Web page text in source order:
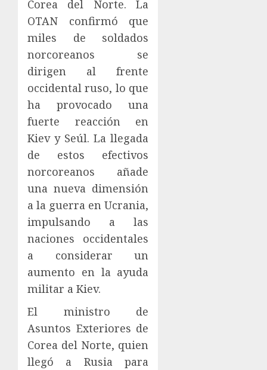
Corea del Norte. La
OTAN confirmó que
miles de soldados
norcoreanos se
dirigen al frente
occidental ruso, lo que
ha provocado una
fuerte reacción en
Kiev y Seúl. La llegada
de estos efectivos
norcoreanos añade
una nueva dimensión
a la guerra en Ucrania,
impulsando a las
naciones occidentales
a considerar un
aumento en la ayuda
militar a Kiev.
El ministro de
Asuntos Exteriores de
Corea del Norte, quien
llegó a Rusia para